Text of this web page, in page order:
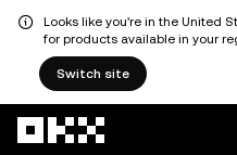
Looks like you're in the United
for products available in your
Switch site